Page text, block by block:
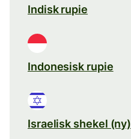
Indisk rupie
Indonesisk rupie
Israelisk shekel (ny)